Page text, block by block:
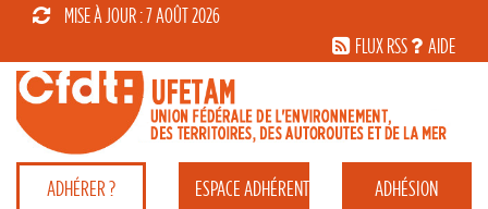
MISE À JOUR : 7 AOÛT 2026
FLUX RSS
AIDE
ADHÉRER ? ESPACEADHÉRENT ADHÉSION